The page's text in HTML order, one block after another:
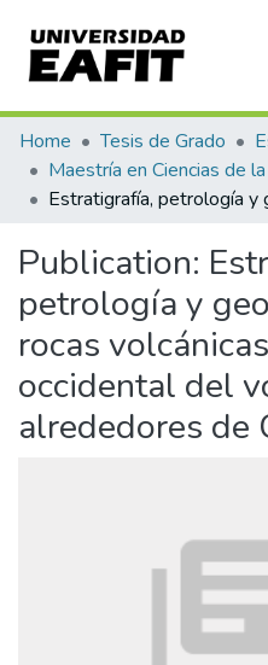
Communities & Collections
All of DSpace
Home Tesis de Grado
Publication:
petrología y
rocas
occidental del
alrededores de